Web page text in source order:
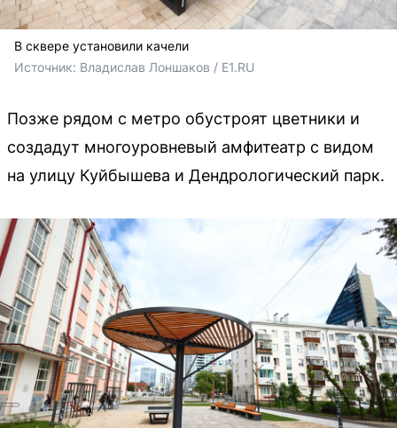
В сквере установили качели
Источник: Владислав Лоншаков / E1.RU
Позже рядом с метро обустроят цветники и
создадут многоуровневый амфитеатр с видом
на улицу Куйбышева и Дендрологический парк.